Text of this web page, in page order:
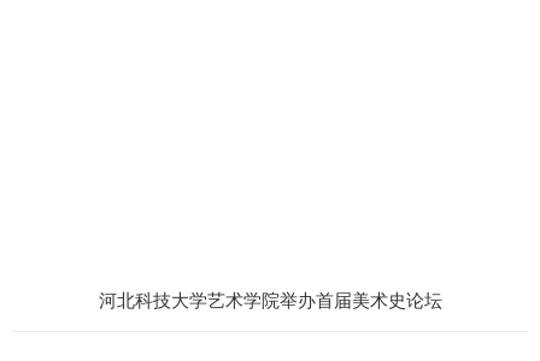
河北科技大学艺术学院举办首届美术史论坛